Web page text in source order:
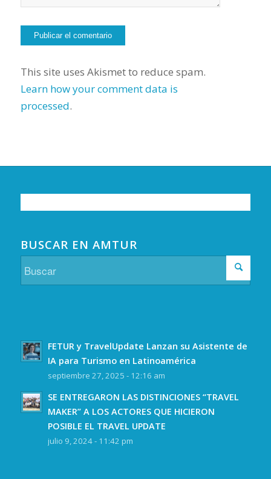
This site uses Akismet to reduce spam.
Learn how your comment data is
processed.
BUSCAR EN AMTUR
FETUR y TravelUpdate Lanzan su Asistente de
IA para Turismo en Latinoamérica
septiembre 27, 2025 - 12:16 am
SE ENTREGARON LAS DISTINCIONES “TRAVEL
MAKER” A LOS ACTORES QUE HICIERON
POSIBLE EL TRAVEL UPDATE
julio 9, 2024 - 11:42 pm